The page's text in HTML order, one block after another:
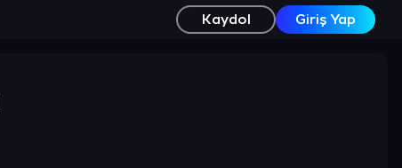
Kaydol Giriş Yap